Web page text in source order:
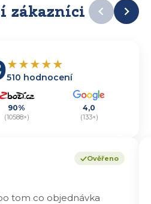
zákazníci
★★★★★
510 hodnocení
90%
(10588×)
4,0
(133×)
Ověřeno
tom co objednávka